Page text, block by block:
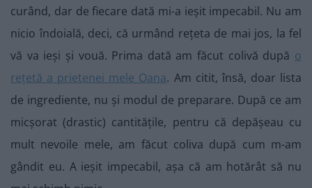
curând, dar de fiecare dată mi-a ieșit impecabil. Nu am
nicio îndoială, deci, că urmând rețeta de mai jos, la fel
vă va ieși și vouă. Prima dată am făcut colivă după o
rețetă a prietenei mele Oana. Am citit, însă, doar lista
de ingrediente, nu și modul de preparare. După ce am
micșorat (drastic) cantitățile, pentru că depășeau cu
mult nevoile mele, am făcut coliva după cum m-am
gândit eu. A ieșit impecabil, așa că am hotărât să nu